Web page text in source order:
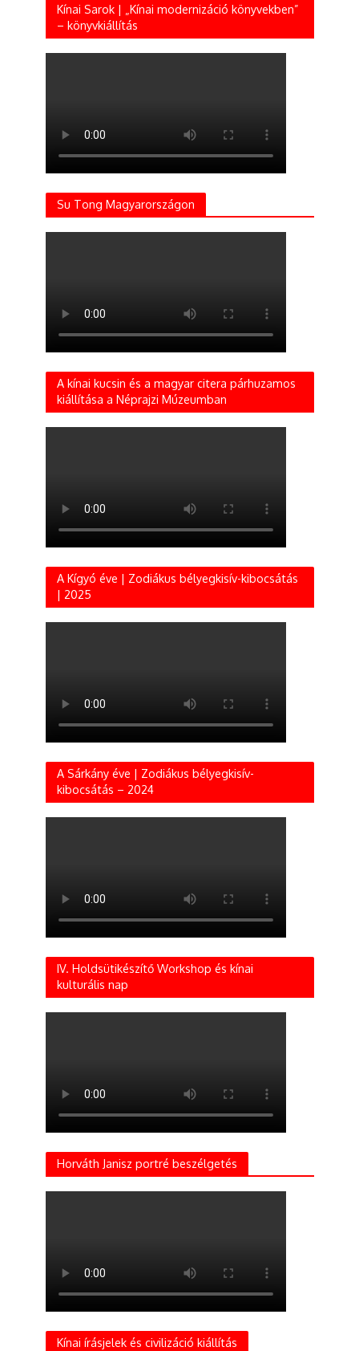
Kínai Sarok | „Kínai modernizáció könyvekben”
– könyvkiállítás
Su Tong Magyarországon
A kínai kucsin és a magyar citera párhuzamos
kiállítása a Néprajzi Múzeumban
A Kígyó éve | Zodiákus bélyegkisív-kibocsátás
| 2025
A Sárkány éve | Zodiákus bélyegkisív-
kibocsátás – 2024
IV. Holdsütikészítő Workshop és kínai
kulturális nap
Horváth Janisz portré beszélgetés
Kínai írásjelek és civilizáció kiállítás